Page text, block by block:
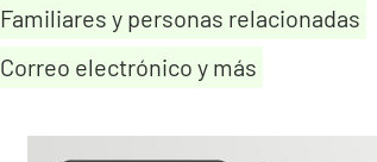
Familiares y personas relacionadas
Correo electrónico y más